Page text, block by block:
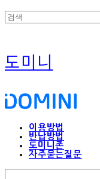
도미니
이용방법
반납방법
도미니존
자주묻는질문